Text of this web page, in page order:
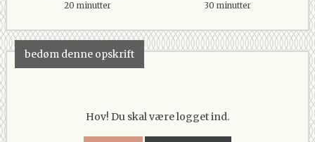
20 minutter
30 minutter
bedøm denne opskrift
Hov! Du skal være logget ind.